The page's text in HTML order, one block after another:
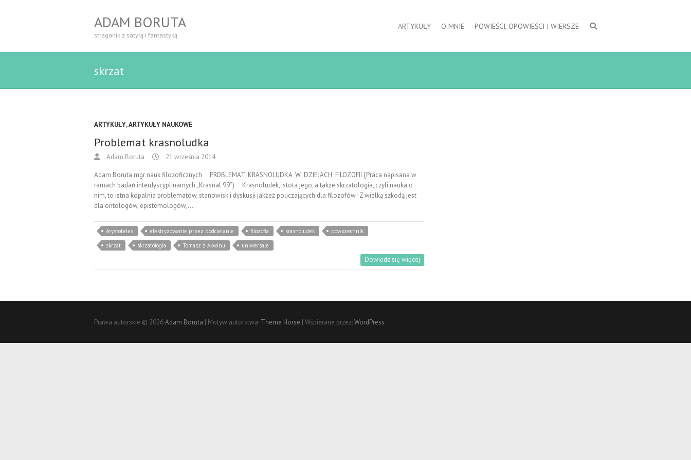
ADAM BORUTA
straganik z satyrą i fantastyką
ARTYKUŁY O MNIE POWIEŚCI, OPOWIEŚCI I WIERSZE
skrzat
ARTYKUŁY,ARTYKUŁY NAUKOWE
Problemat krasnoludka
Adam Boruta 21 września 2014
Adam Boruta mgr nauk filozoficznych PROBLEMAT KRASNOLUDKA W DZIEJACH FILOZOFII {Praca napisana w
ramach badań interdyscyplinarnych „Krasnal 99”) Krasnoludek, istota jego, a także skrzatologia, czyli nauka o
nim, to istna kopalnia problematów, stanowisk i dyskusji jakżeż pouczających dla filozofów! Z wielką szkodą jest
dla ontologów, epistemologów,…
Arystoteles elektryzowanie przez podcieranie filozofia krasnoludek
powszechnik
skrzat
skrzatologia Tomasz z Akwinu uniwersale
Dowiedz się więcej
Prawa autorskie © 2026Adam Boruta | Motyw autorstwa: Theme Horse | Wspierane przez:WordPress